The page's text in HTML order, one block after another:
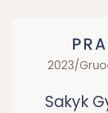
2023/
Sakyk